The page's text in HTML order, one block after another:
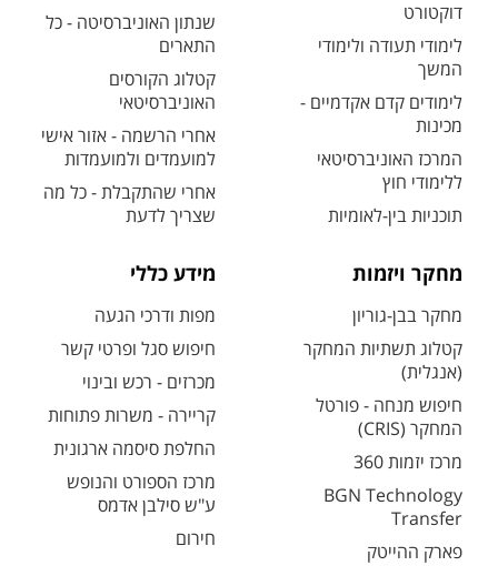
דוקטורט
לימודי תעודה ולימודי
המשך
לימודים קדם אקדמיים -
מכינות
המרכז האוניברסיטאי
ללימודי חוץ
תוכניות בין-לאומיות
שנתון האוניברסיטה - כל
התארים
קטלוג הקורסים
האוניברסיטאי
אחרי הרשמה - אזור אישי
למועמדים ולמועמדות
אחרי שהתקבלת - כל מה
שצריך לדעת
מחקר ויזמות
מחקר בבן-גוריון
קטלוג תשתיות המחקר
(אנגלית)
חיפוש מנחה - פורטל
המחקר (CRIS)
מרכז יזמות 360
BGN Technology
Transfer
פארק ההייטק
מידע כללי
מפות ודרכי הגעה
חיפוש סגל ופרטי קשר
מכרזים - רכש ובינוי
קריירה - משרות פתוחות
החלפת סיסמה ארגונית
מרכז הספורט והנופש
ע"ש סילבן אדמס
חירום